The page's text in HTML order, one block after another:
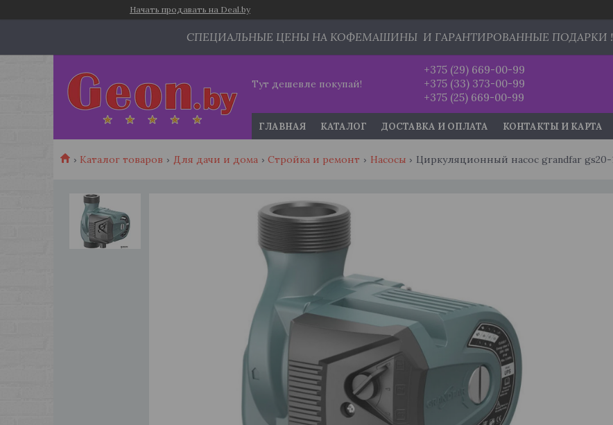
Начать продавать на Deal.by
СПЕЦИАЛЬНЫЕ ЦЕНЫ НА КОФЕМАШИНЫ И ГАРАНТИРОВАННЫЕ ПОДАРКИ !
Тут дешевле покупай!
+375 (29) 669-00-99
+375 (33) 373-00-99
+375 (25) 669-00-99
ГЛАВНАЯ КАТАЛОГ ДОСТАВКА И ОПЛАТА КОНТАКТЫ И КАРТА
Каталог товаров Для дачи и дома Стройка и ремонт Насосы Циркуляционный насос grandfar gs20-